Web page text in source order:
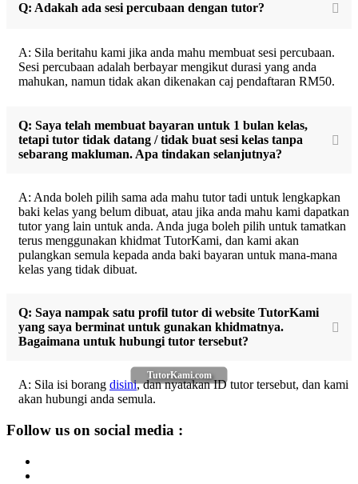
TutorKami.com
Q: Adakah ada sesi percubaan dengan tutor?
A: Sila beritahu kami jika anda mahu membuat sesi percubaan.
Sesi percubaan adalah berbayar mengikut durasi yang anda
mahukan, namun tidak akan dikenakan caj pendaftaran RM50.
Q: Saya telah membuat bayaran untuk 1 bulan kelas,
tetapi tutor tidak datang / tidak buat sesi kelas tanpa
sebarang makluman. Apa tindakan selanjutnya?
A: Anda boleh pilih sama ada mahu tutor tadi untuk lengkapkan
baki kelas yang belum dibuat, atau jika anda mahu kami dapatkan
tutor yang lain untuk anda. Anda juga boleh pilih untuk tamatkan
terus menggunakan khidmat TutorKami, dan kami akan
pulangkan semula kepada anda baki bayaran untuk mana-mana
kelas yang tidak dibuat.
Q: Saya nampak satu profil tutor di website TutorKami
yang saya berminat untuk gunakan khidmatnya.
Bagaimana untuk hubungi tutor tersebut?
A: Sila isi borang disini, dan nyatakan ID tutor tersebut, dan kami
akan hubungi anda semula.
Follow us on social media :